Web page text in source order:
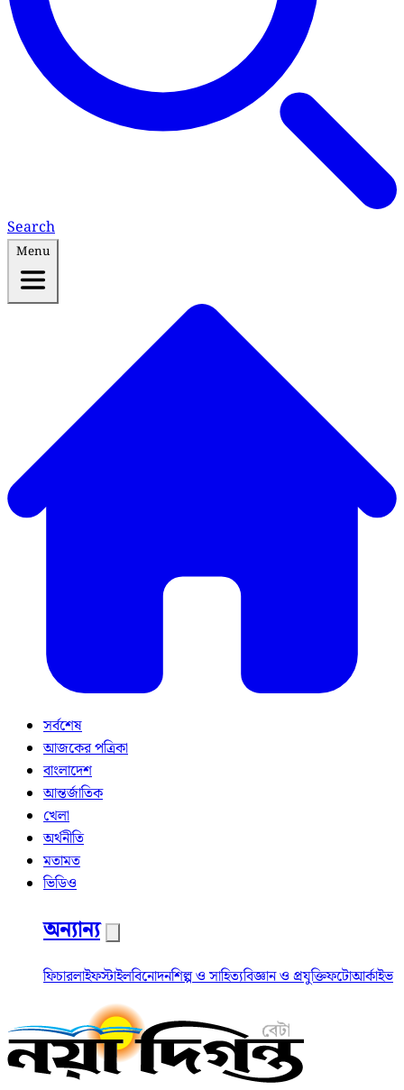
Search
Menu
সর্বশেষ
আজকের পত্রিকা
বাংলাদেশ
আন্তর্জাতিক
খেলা
অর্থনীতি
মতামত
ভিডিও
অন্যান্য
ফিচারলাইফস্টাইলবিনোদনশিল্প ও সাহিত্যবিজ্ঞান ও প্রযুক্তিফটোআর্কাইভ